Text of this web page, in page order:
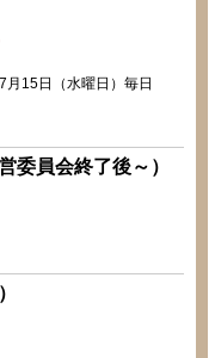
15日（水曜日）毎日
委員会終了後～）